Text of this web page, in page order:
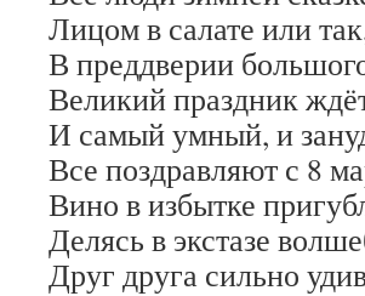
Лицом в салате или
В преддверии
Великий праздник
И самый умный, и
Все поздравляют с 8
Вино в избытке
Делясь в экстазе
Друг друга сильно